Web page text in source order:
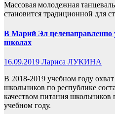
Массовая молодежная
становится традиционной для
В Марий Эл целенаправленно
школах
16.09.2019 Лариса ЛУКИНА
В 2018-2019 учебном году
школьников по республике
качеством питания школьников
учебном году.